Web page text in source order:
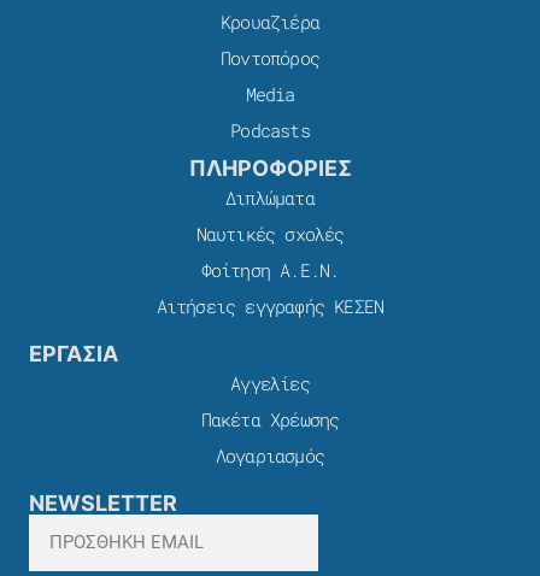
Κρουαζιέρα
Ποντοπόρος
Media
Podcasts
ΠΛΗΡΟΦΟΡΙΕΣ
Διπλώματα
Ναυτικές σχολές
Φοίτηση Α.Ε.Ν.
Αιτήσεις εγγραφής ΚΕΣΕΝ
ΕΡΓΑΣΙΑ
Αγγελίες
Πακέτα Χρέωσης​
Λογαριασμός
NEWSLETTER